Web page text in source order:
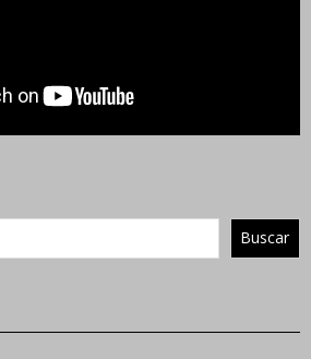
Buscar